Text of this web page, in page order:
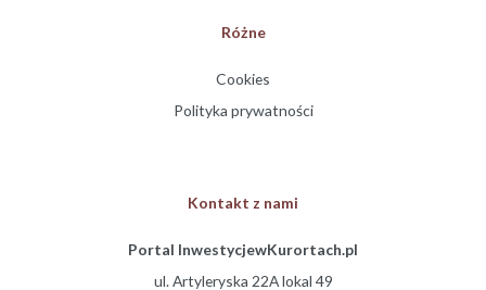
Różne
Cookies
Polityka prywatności
Kontakt z nami
Portal InwestycjewKurortach.pl
ul. Artyleryska 22A lokal 49